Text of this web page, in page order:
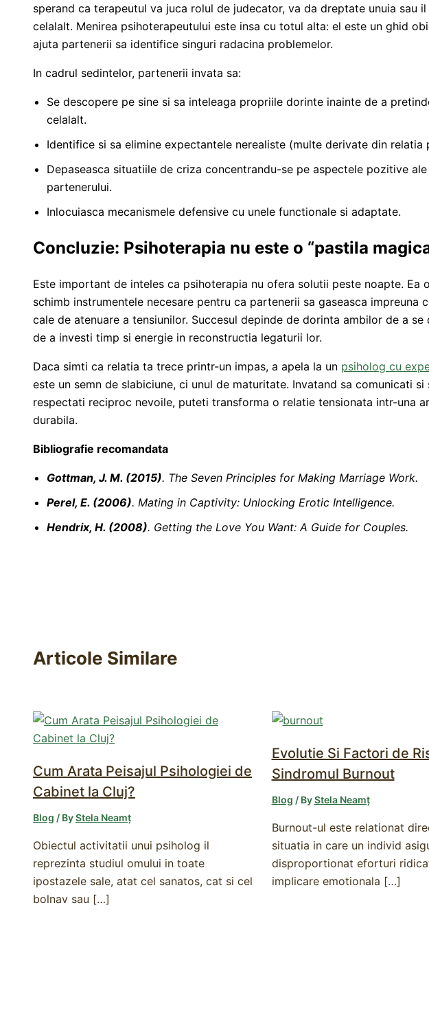
sperand ca terapeutul va juca rolul de judecator, va da dreptate unuia sau
celalalt. Menirea psihoterapeutului este insa cu totul alta: el este un ghid
ajuta partenerii sa identifice singuri radacina problemelor.
In cadrul sedintelor, partenerii invata sa:
Se descopere pe sine si sa inteleaga propriile dorinte inainte de a
celalalt.
Identifice si sa elimine expectantele nerealiste (multe derivate din relatia
Depaseasca situatiile de criza concentrandu-se pe aspectele pozitive ale
partenerului.
Inlocuiasca mecanismele defensive cu unele functionale si adaptate.
Concluzie: Psihoterapia nu este o “pastila
Este important de inteles ca psihoterapia nu ofera solutii peste noapte. Ea
schimb instrumentele necesare pentru ca partenerii sa gaseasca impreuna
cale de atenuare a tensiunilor. Succesul depinde de dorinta ambilor de a se
de a investi timp si energie in reconstructia legaturii lor.
Daca simti ca relatia ta trece printr-un impas, a apela la un psiholog cu
este un semn de slabiciune, ci unul de maturitate. Invatand sa comunicati si
respectati reciproc nevoile, puteti transforma o relatie tensionata intr-una
durabila.
Bibliografie recomandata
Gottman, J. M. (2015). The Seven Principles for Making Marriage Work.
Perel, E. (2006). Mating in Captivity: Unlocking Erotic Intelligence.
Hendrix, H. (2008). Getting the Love You Want: A Guide for Couples.
Articole Similare
Cum Arata Peisajul Psihologiei de
Cabinet la Cluj?
Blog / ByStela Neamț
Obiectul activitatii unui psiholog il
reprezinta studiul omului in toate
ipostazele sale, atat cel sanatos, cat si cel
bolnav sau […]
Evolutie Si Factori de
Sindromul Burnout
Blog / ByStela Neamț
Burnout-ul este relationat
situatia in care un individ
disproportionat eforturi
implicare emotionala […]